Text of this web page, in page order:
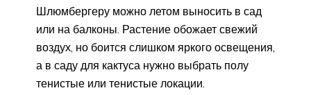
Шлюмбергеру можно летом выносить в сад
или на балконы. Растение обожает свежий
воздух, но боится слишком яркого освещения,
а в саду для кактуса нужно выбрать полу
тенистые или тенистые локации.